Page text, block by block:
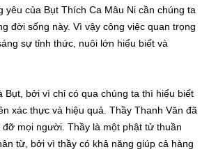
yêu của Bụt Thích Ca Mâu Ni cần chúng ta
đời sống này. Vì vậy công việc quan trọng
sự tỉnh thức, nuôi lớn hiểu biết và
Bụt, bởi vì chỉ có qua chúng ta thì hiểu biết
xác thực và hiệu quả. Thầy Thanh Văn đã
mọi người. Thầy là một phật tử thuần
từ, bởi vì thầy có khả năng giúp cả hàng